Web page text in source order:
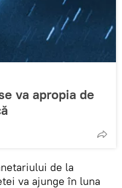
va apropia de
de la
va ajunge în luna